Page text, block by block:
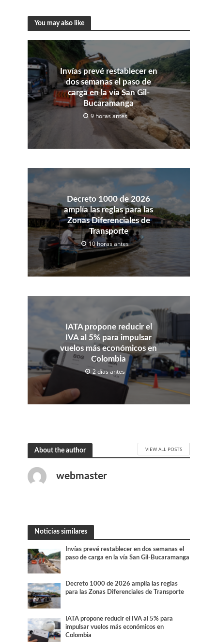
You may also like
Invías prevé restablecer en
dos semanas el paso de
carga en la vía San Gil-
Bucaramanga
9 horas antes
Decreto 1000 de 2026
amplía las reglas para las
Zonas Diferenciales de
Transporte
10 horas antes
IATA propone reducir el
IVA al 5% para impulsar
vuelos más económicos en
Colombia
2 días antes
About the author VIEW ALL POSTS
webmaster
Noticias similares
Invías prevé restablecer en dos semanas el
paso de carga en la vía San Gil-Bucaramanga
Decreto 1000 de 2026 amplía las reglas
para las Zonas Diferenciales de Transporte
IATA propone reducir el IVA al 5% para
impulsar vuelos más económicos en
Colombia